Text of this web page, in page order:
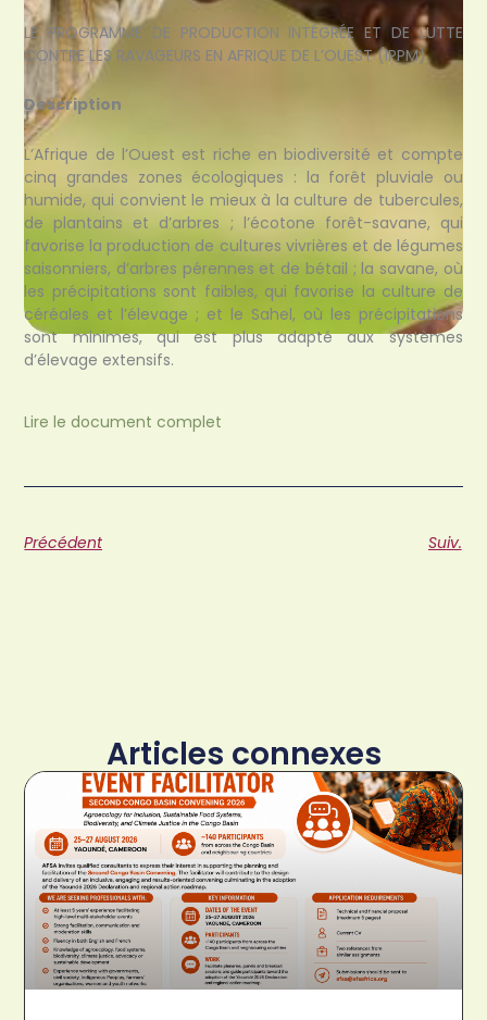
LE PROGRAMME DE PRODUCTION INTÉGRÉE ET DE LUTTE
CONTRE LES RAVAGEURS EN AFRIQUE DE L’OUEST (IPPM)
Description
L’Afrique de l’Ouest est riche en biodiversité et compte
cinq grandes zones écologiques : la forêt pluviale ou
humide, qui convient le mieux à la culture de tubercules,
de plantains et d’arbres ; l’écotone forêt-savane, qui
favorise la production de cultures vivrières et de légumes
saisonniers, d’arbres pérennes et de bétail ; la savane, où
les précipitations sont faibles, qui favorise la culture de
céréales et l’élevage ; et le Sahel, où les précipitations
sont minimes, qui est plus adapté aux systèmes
d’élevage extensifs.
Lire le document complet
Précédent Suiv.
Articles connexes